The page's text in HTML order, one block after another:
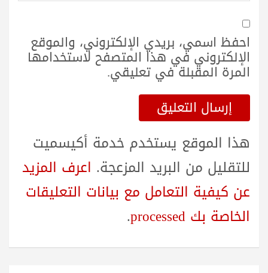
احفظ اسمي، بريدي الإلكتروني، والموقع
الإلكتروني في هذا المتصفح لاستخدامها
المرة المقبلة في تعليقي.
هذا الموقع يستخدم خدمة أكيسميت
للتقليل من البريد المزعجة. اعرف المزيد
عن كيفية التعامل مع بيانات التعليقات
الخاصة بك processed
.